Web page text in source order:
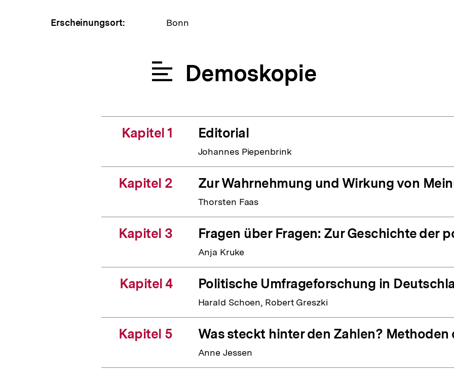
Erscheinungsort: Bonn
Demoskopie
Kapitel 1 Editorial
Johannes Piepenbrink
Kapitel 2 Zur Wahrnehmung und Wirkung von
Thorsten Faas
Kapitel 3 Fragen über Fragen: Zur Geschichte der
Anja Kruke
Kapitel 4 Politische Umfrageforschung in
Harald Schoen, Robert Greszki
Kapitel 5 Was steckt hinter den Zahlen? Methoden
Anne Jessen